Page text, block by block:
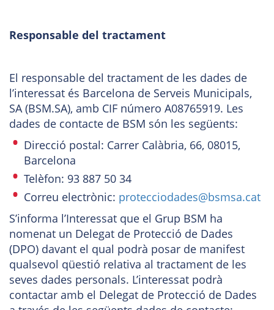
Responsable del tractament
El responsable del tractament de les dades de
l’interessat és Barcelona de Serveis Municipals,
SA (BSM.SA), amb CIF número A08765919. Les
dades de contacte de BSM són les següents:
Direcció postal: Carrer Calàbria, 66, 08015,
Barcelona
Telèfon: 93 887 50 34
Correu electrònic: protecciodades@bsmsa.cat
S’informa l’Interessat que el Grup BSM ha
nomenat un Delegat de Protecció de Dades
(DPO) davant el qual podrà posar de manifest
qualsevol qüestió relativa al tractament de les
seves dades personals. L’interessat podrà
contactar amb el Delegat de Protecció de Dades